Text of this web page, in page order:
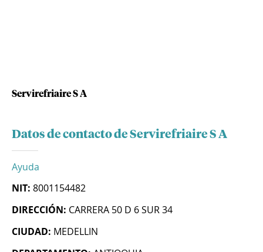
Servirefriaire S A
Datos de contacto de Servirefriaire S A
Ayuda
NIT: 8001154482
DIRECCIÓN: CARRERA 50 D 6 SUR 34
CIUDAD: MEDELLIN